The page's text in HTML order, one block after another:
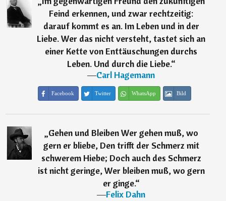
Feind erkennen, und zwar rechtzeitig:
darauf kommt es an. Im Leben und in der
Liebe. Wer das nicht versteht, tastet sich an
einer Kette von Enttäuschungen durchs
Leben. Und durch die Liebe.“
―Carl Hagemann
Facebook Twitter WhatsApp Bild
„Gehen und Bleiben Wer gehen muß, wo
gern er bliebe, Den trifft der Schmerz mit
schwerem Hiebe; Doch auch des Schmerz
ist nicht geringe, Wer bleiben muß, wo gern
er ginge.“
―Felix Dahn